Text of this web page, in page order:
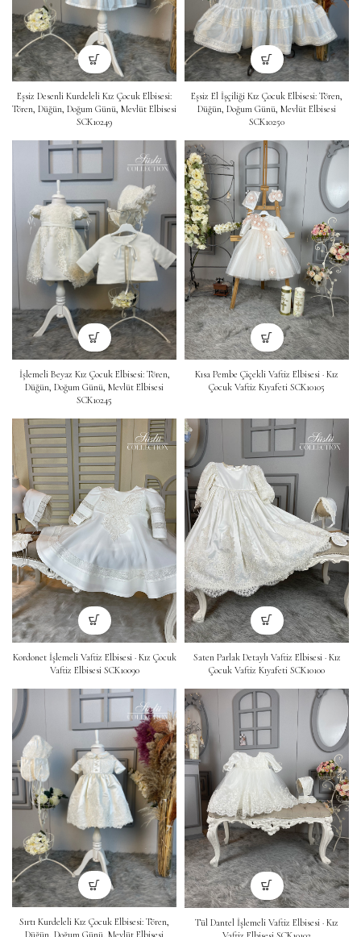
Eşsiz Desenli Kurdeleli Kız Çocuk Elbisesi:
Tören, Düğün, Doğum Günü, Mevlüt Elbisesi
SCK10249
Eşsiz El İşçiliği Kız Çocuk Elbisesi: Tören,
Düğün, Doğum Günü, Mevlüt Elbisesi
SCK10250
İşlemeli Beyaz Kız Çocuk Elbisesi: Tören,
Düğün, Doğum Günü, Mevlüt Elbisesi
SCK10245
Kısa Pembe Çiçekli Vaftiz Elbisesi · Kız
Çocuk Vaftiz Kıyafeti SCK10105
Kordonet İşlemeli Vaftiz Elbisesi · Kız Çocuk
Vaftiz Elbisesi SCK10090
Saten Parlak Detaylı Vaftiz Elbisesi · Kız
Çocuk Vaftiz Kıyafeti SCK10100
Sırtı Kurdeleli Kız Çocuk Elbisesi: Tören,
Tül Dantel İşlemeli Vaftiz Elbisesi · Kız